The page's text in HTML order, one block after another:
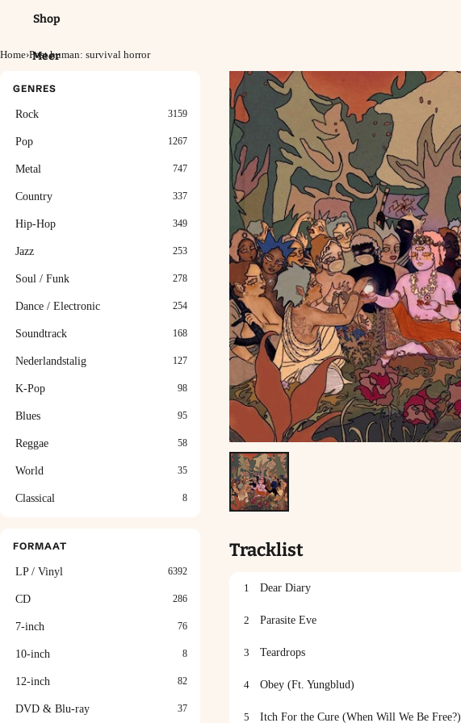
Shop
Meer
Home›Post human: survival horror
GENRES
Rock 3159
Pop 1267
Metal 747
Country 337
Hip-Hop 349
Jazz 253
Soul / Funk 278
Dance / Electronic 254
Soundtrack 168
Nederlandstalig 127
K-Pop 98
Blues 95
Reggae 58
World 35
Classical 8
FORMAAT
LP / Vinyl 6392
CD 286
7-inch 76
10-inch 8
12-inch 82
DVD & Blu-ray 37
Tracklist
1 Dear Diary
2 Parasite Eve
3 Teardrops
4 Obey (Ft. Yungblud)
5 Itch For the Cure (When Will We Be Free?)